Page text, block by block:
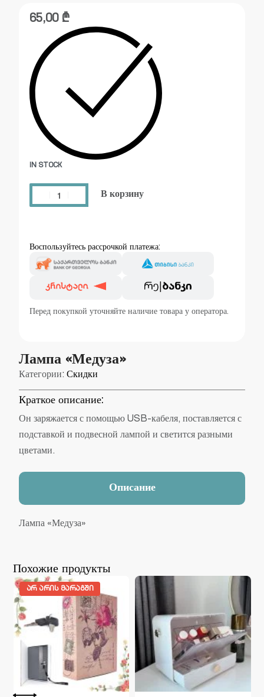
65,00 ₾
IN STOCK
В корзину
Воспользуйтесь рассрочкой платежа:
Перед покупкой уточняйте наличие товара у оператора.
Лампа «Медуза»
Категории: Скидки
Краткое описание:
Он заряжается с помощью USB-кабеля, поставляется с
подставкой и подвесной лампой и светится разными
цветами.
Описание
Лампа «Медуза»
Похожие продукты
ᲐᲠ ᲐᲠᲘᲡ ᲛᲐᲠᲐᲒᲨᲘ